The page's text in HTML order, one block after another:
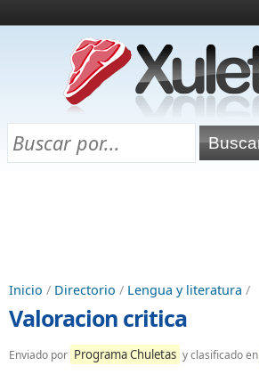
¿Qué es esto?
Directorio
Chuletas para exámenes
Inicio / Directorio / Lengua y literatura /
Valoracion critica
Enviado por Programa Chuletas y clasificado en